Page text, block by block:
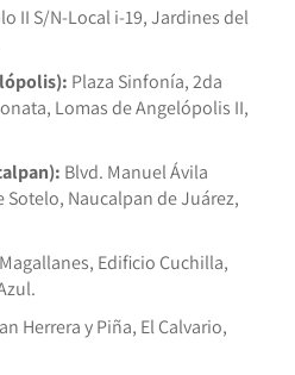
II S/N-Local i-19, Jardines del
Plaza Sinfonía, 2da
Lomas de Angelópolis II,
Blvd. Manuel Ávila
Sotelo, Naucalpan de Juárez,
Edificio Cuchilla,
Herrera y Piña, El Calvario,